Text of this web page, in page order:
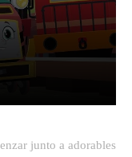
junto a adorables